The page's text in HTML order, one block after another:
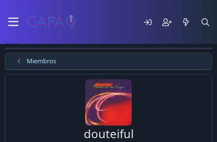
Miembros
douteiful